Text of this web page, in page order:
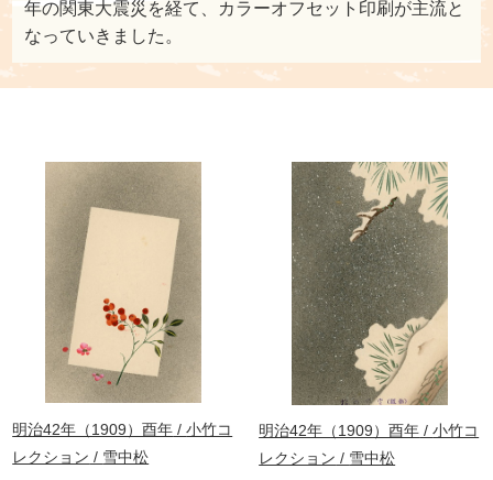
年の関東大震災を経て、カラーオフセット印刷が主流と
なっていきました。
明治42年（1909）酉年
小竹コ
レクション
雪中松
明治42年（1909）酉年
小竹コ
レクション
雪中松